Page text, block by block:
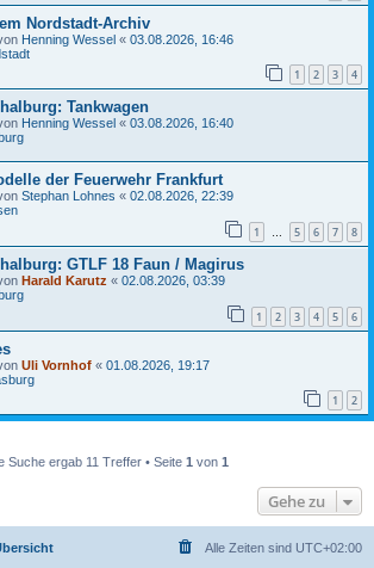
Nordstadt-Archiv
Henning Wessel « 03.08.2026, 16:46
1 2 3 4
Tankwagen
Henning Wessel « 03.08.2026, 16:40
der Feuerwehr Frankfurt
Stephan Lohnes « 02.08.2026, 22:39
1 … 5 6 7 8
GTLF 18 Faun / Magirus
Harald Karutz « 02.08.2026, 03:39
1 2 3 4 5 6
Uli Vornhof « 01.08.2026, 19:17
1 2
Suche ergab 11 Treffer • Seite 1 von 1
Gehe zu
Alle Zeiten sind UTC+02:00